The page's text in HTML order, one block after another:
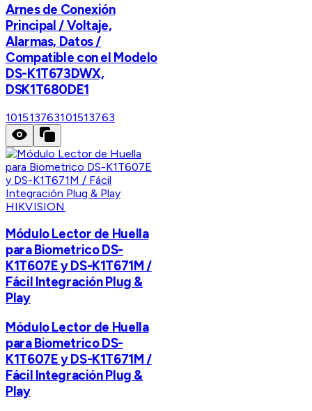
Arnes de Conexión
Principal / Voltaje,
Alarmas, Datos /
Compatible con el Modelo
DS-K1T673DWX,
DSK1T680DE1
101513763101513763
HIKVISION
Módulo Lector de Huella
para Biometrico DS-
K1T607E y DS-K1T671M /
Fácil Integración Plug &
Play
Módulo Lector de Huella
para Biometrico DS-
K1T607E y DS-K1T671M /
Fácil Integración Plug &
Play